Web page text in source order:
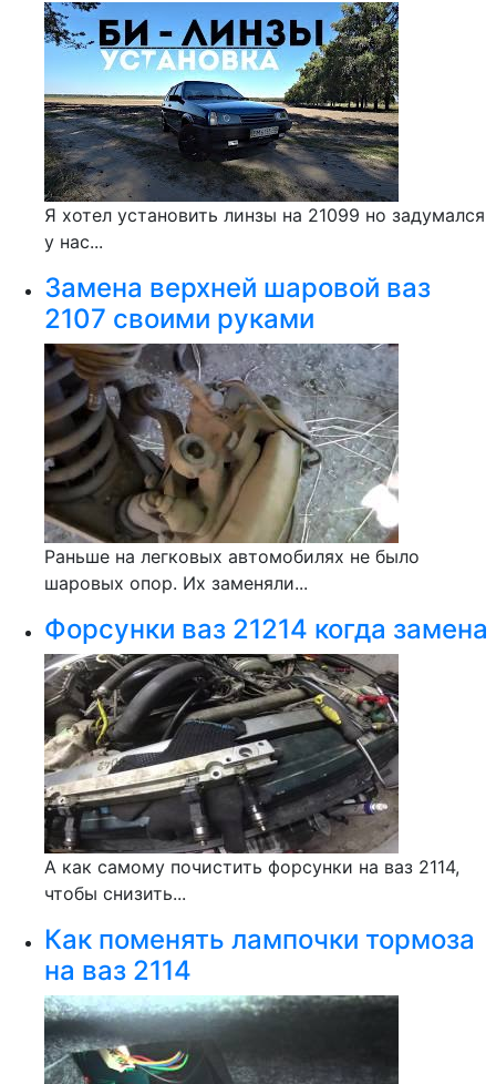
Я хотел установить линзы на 21099 но задумался
у нас...
Замена верхней шаровой ваз
2107 своими руками
Раньше на легковых автомобилях не было
шаровых опор. Их заменяли...
Форсунки ваз 21214 когда замена
А как самому почистить форсунки на ваз 2114,
чтобы снизить...
Как поменять лампочки тормоза
на ваз 2114